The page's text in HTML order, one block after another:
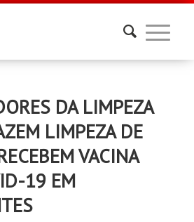
DA LIMPEZA
LIMPEZA DE
VACINA
19 EM